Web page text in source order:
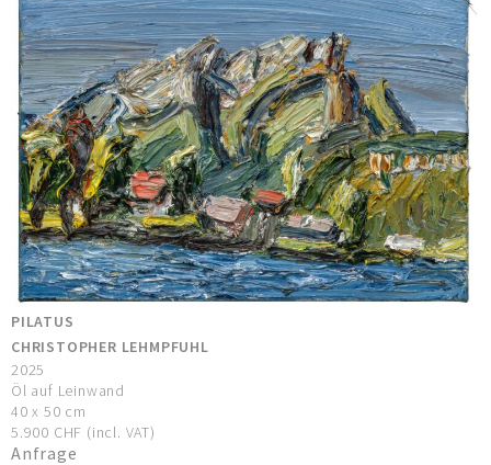
PILATUS
CHRISTOPHER LEHMPFUHL
2025
Öl auf Leinwand
40 x 50 cm
5.900 CHF (incl. VAT)
Anfrage